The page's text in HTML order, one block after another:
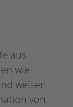
aus
wie
weisen
von